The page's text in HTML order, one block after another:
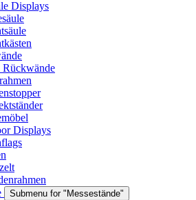
Displays
Rückwände
Displays
Submenu for "Messestände"